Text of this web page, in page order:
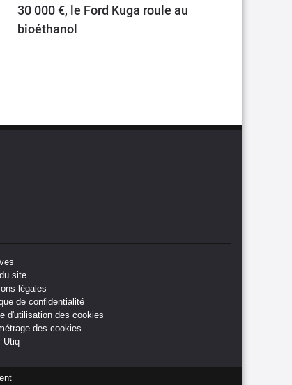
30 000 €, le Ford Kuga roule au
bioéthanol
site
légales
de confidentialité
d'utilisation des cookies
des cookies
Utiq